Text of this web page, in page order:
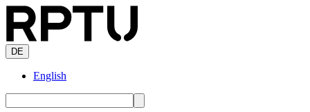
DE
English